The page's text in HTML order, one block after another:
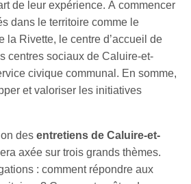
de leur expérience. À commencer
dans le territoire comme le
la Rivette, le centre d’accueil de
centres sociaux de Caluire-et-
civique communal. En somme,
et valoriser les initiatives
desentretiens de Caluire-et-
axée sur trois grands thèmes.
: comment répondre aux